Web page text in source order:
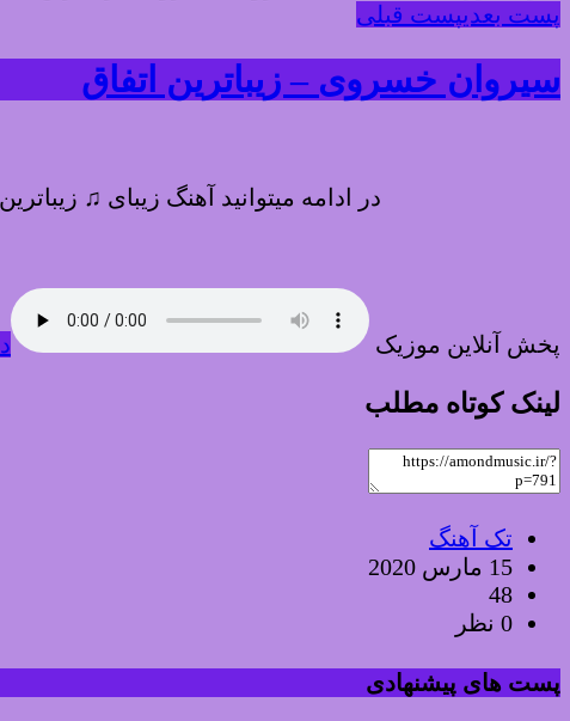
پست بعدیپست قبلی
سیروان خسروی – زیباترین اتفاق
در ادامه میتوانید آهنگ زیبای ♫
پخش آنلاین موزیک
لینک کوتاه مطلب
تک آهنگ
15 مارس 2020
48
0 نظر
پست های پیشنهادی